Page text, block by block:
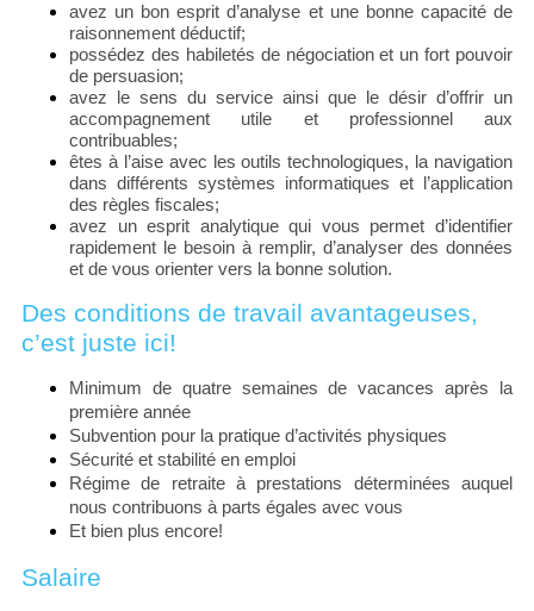
avez un bon esprit d’analyse et une bonne capacité de
raisonnement déductif;
possédez des habiletés de négociation et un fort pouvoir
de persuasion;
avez le sens du service ainsi que le désir d’offrir un
accompagnement utile et professionnel aux
contribuables;
êtes à l’aise avec les outils technologiques, la navigation
dans différents systèmes informatiques et l’application
des règles fiscales;
avez un esprit analytique qui vous permet d’identifier
rapidement le besoin à remplir, d’analyser des données
et de vous orienter vers la bonne solution.
Des conditions de travail avantageuses,
c’est juste ici!
Minimum de quatre semaines de vacances après la
première année
Subvention pour la pratique d’activités physiques
Sécurité et stabilité en emploi
Régime de retraite à prestations déterminées auquel
nous contribuons à parts égales avec vous
Et bien plus encore!
Salaire